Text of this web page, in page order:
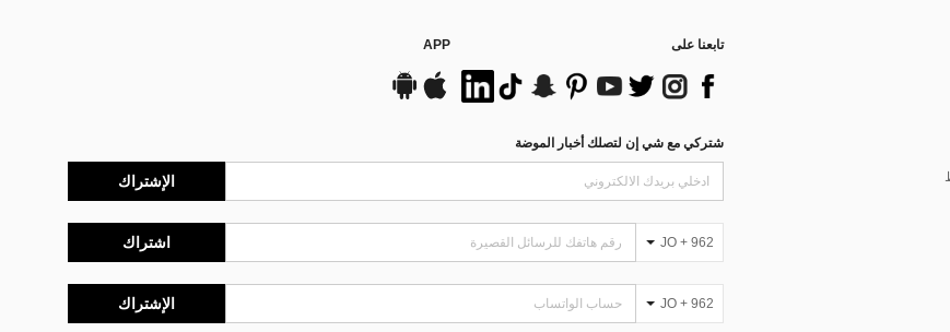
تابعنا على APP
شتركي مع شي إن لتصلك أخبار الموضة
الإشتراك
JO + 962 اشتراك
JO + 962 الإشتراك